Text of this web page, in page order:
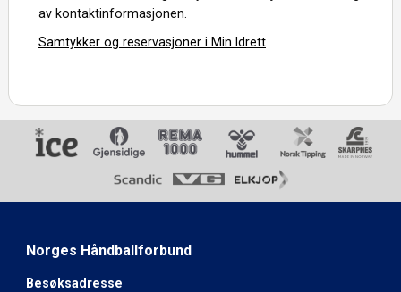
av kontaktinformasjonen.
Samtykker og reservasjoner i Min Idrett
Norges Håndballforbund
Besøksadresse